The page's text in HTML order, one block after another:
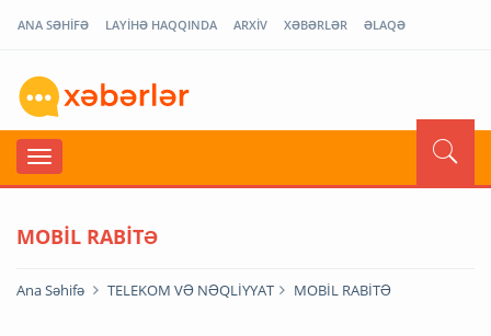
ANA SƏHİFƏ LAYİHƏ HAQQINDA ARXİV XƏBƏRLƏR ƏLAQƏ
MOBİL RABİTƏ
Ana Səhifə TELEKOM VƏ NƏQLİYYAT MOBİL RABİTƏ